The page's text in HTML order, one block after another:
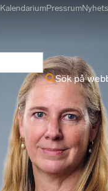
KalendariumPressrum
Sök på